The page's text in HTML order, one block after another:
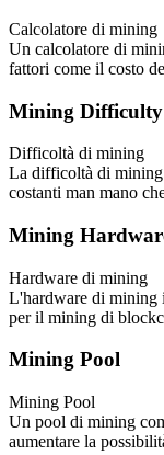
Calcolatore di mining
Un calcolatore di
fattori come il costo
Mining Difficulty
Difficoltà di mining
La difficoltà di mining
costanti man mano
Mining
Hardware di mining
L'hardware di mining
per il mining di
Mining Pool
Mining Pool
Un pool di mining
aumentare la